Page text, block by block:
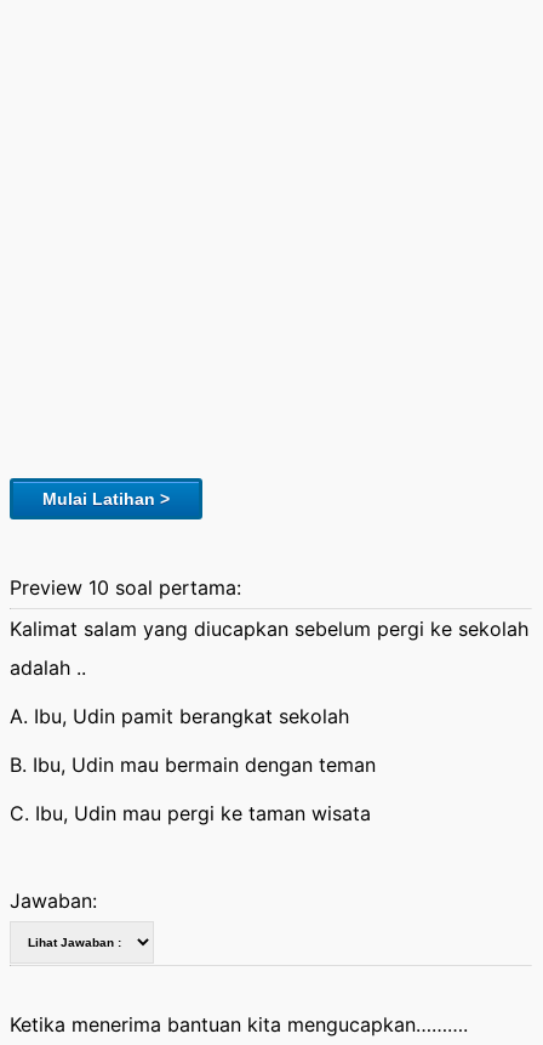
Mulai Latihan >
Preview 10 soal pertama:
Kalimat salam yang diucapkan sebelum pergi ke sekolah
adalah ..
A. Ibu, Udin pamit berangkat sekolah
B. Ibu, Udin mau bermain dengan teman
C. Ibu, Udin mau pergi ke taman wisata
Jawaban:
Ketika menerima bantuan kita mengucapkan……….